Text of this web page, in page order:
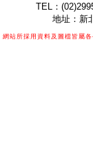
TEL：
地址：新
網站所採用資料及圖檔皆屬